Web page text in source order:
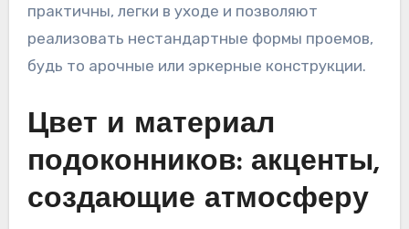
практичны, легки в уходе и позволяют
реализовать нестандартные формы проемов,
будь то арочные или эркерные конструкции.
Цвет и материал
подоконников: акценты,
создающие атмосферу